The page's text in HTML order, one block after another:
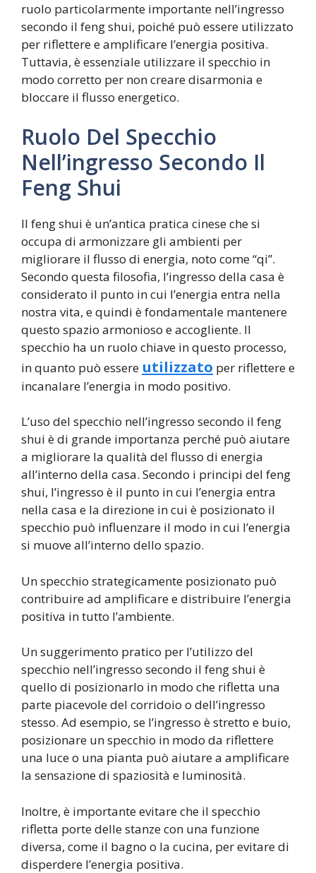
ruolo particolarmente importante nell’ingresso
secondo il feng shui, poiché può essere utilizzato
per riflettere e amplificare l’energia positiva.
Tuttavia, è essenziale utilizzare il specchio in
modo corretto per non creare disarmonia e
bloccare il flusso energetico.
Ruolo Del Specchio
Nell’ingresso Secondo Il
Feng Shui
Il feng shui è un’antica pratica cinese che si
occupa di armonizzare gli ambienti per
migliorare il flusso di energia, noto come “qi”.
Secondo questa filosofia, l’ingresso della casa è
considerato il punto in cui l’energia entra nella
nostra vita, e quindi è fondamentale mantenere
questo spazio armonioso e accogliente. Il
specchio ha un ruolo chiave in questo processo,
in quanto può essere utilizzato per riflettere e
incanalare l’energia in modo positivo.
L’uso del specchio nell’ingresso secondo il feng
shui è di grande importanza perché può aiutare
a migliorare la qualità del flusso di energia
all’interno della casa. Secondo i principi del feng
shui, l’ingresso è il punto in cui l’energia entra
nella casa e la direzione in cui è posizionato il
specchio può influenzare il modo in cui l’energia
si muove all’interno dello spazio.
Un specchio strategicamente posizionato può
contribuire ad amplificare e distribuire l’energia
positiva in tutto l’ambiente.
Un suggerimento pratico per l’utilizzo del
specchio nell’ingresso secondo il feng shui è
quello di posizionarlo in modo che rifletta una
parte piacevole del corridoio o dell’ingresso
stesso. Ad esempio, se l’ingresso è stretto e buio,
posizionare un specchio in modo da riflettere
una luce o una pianta può aiutare a amplificare
la sensazione di spaziosità e luminosità.
Inoltre, è importante evitare che il specchio
rifletta porte delle stanze con una funzione
diversa, come il bagno o la cucina, per evitare di
disperdere l’energia positiva.